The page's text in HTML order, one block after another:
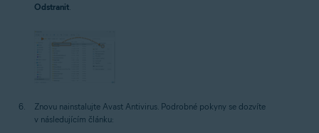
Odstranit
Znovu nainstalujte Avast Antivirus. Podrobné pokyny se dozvíte
v následujícím článku: